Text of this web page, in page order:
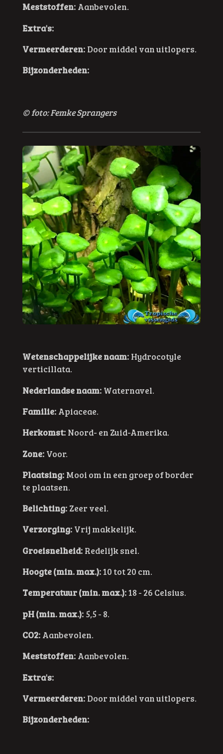
Meststoffen: Aanbevolen.
Extra's:
Vermeerderen: Door middel van uitlopers.
Bijzonderheden:
© foto: Femke Sprangers
Wetenschappelijke naam: Hydrocotyle
verticillata.
Nederlandse naam:Waternavel.
Familie: Apiaceae.
Herkomst:Noord- en Zuid-Amerika.
Zone: Voor.
Plaatsing: Mooi om in een groep of border
te plaatsen.
Belichting:Zeer veel.
Verzorging: Vrij makkelijk.
Groeisnelheid: Redelijk snel.
Hoogte (min. max.):10 tot 20 cm.
Temperatuur (min. max.):18 - 26 Celsius.
pH (min. max.):5,5 - 8.
CO2: Aanbevolen.
Meststoffen: Aanbevolen.
Extra's:
Vermeerderen:Door middel van uitlopers.
Bijzonderheden: